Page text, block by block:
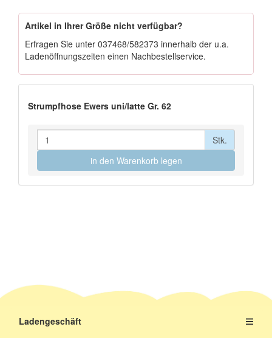
Artikel in Ihrer Größe nicht verfügbar?
Erfragen Sie unter 037468/582373 innerhalb der u.a.
Ladenöffnungszeiten einen Nachbestellservice.
Strumpfhose Ewers uni/latte Gr. 62
Stk.
in den Warenkorb legen
Ladengeschäft